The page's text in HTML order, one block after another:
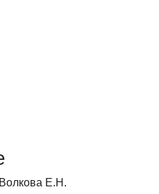
Волкова Е.Н.